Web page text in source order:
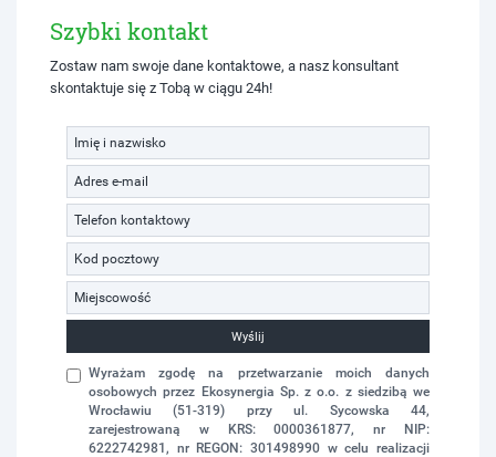
Szybki kontakt
Zostaw nam swoje dane kontaktowe, a nasz konsultant
skontaktuje się z Tobą w ciągu 24h!
Wyślij
Wyrażam zgodę na przetwarzanie moich danych
osobowych przez Ekosynergia Sp. z o.o. z siedzibą we
Wrocławiu (51-319) przy ul. Sycowska 44,
zarejestrowaną w KRS: 0000361877, nr NIP:
6222742981, nr REGON: 301498990 w celu realizacji